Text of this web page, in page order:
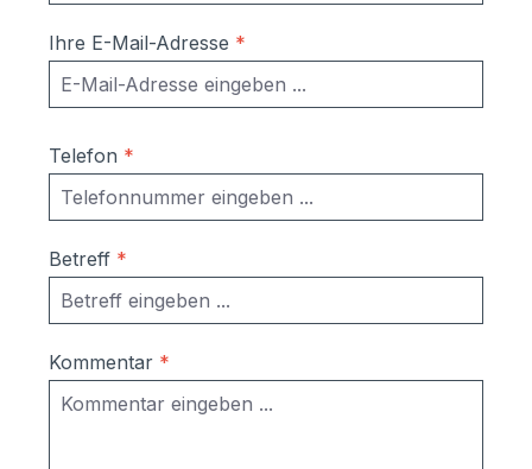
Ihre E-Mail-Adresse *
Telefon *
Betreff *
Kommentar *